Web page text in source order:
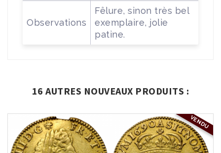
Observations
Fêlure, sinon très bel
exemplaire, jolie
patine.
16 AUTRES NOUVEAUX PRODUITS :
VENDU